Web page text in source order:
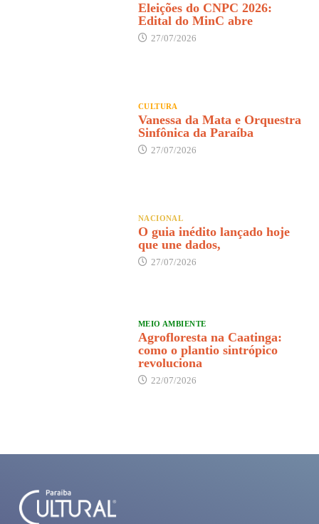
Eleições do CNPC 2026:
Edital do MinC abre
27/07/2026
CULTURA
Vanessa da Mata e Orquestra
Sinfônica da Paraíba
27/07/2026
NACIONAL
O guia inédito lançado hoje
que une dados,
27/07/2026
MEIO AMBIENTE
Agrofloresta na Caatinga:
como o plantio sintrópico
revoluciona
22/07/2026